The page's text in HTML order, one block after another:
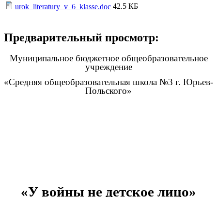
urok_literatury_v_6_klasse.doc 42.5 КБ
Предварительный просмотр:
Муниципальное бюджетное общеобразовательное
учреждение
«Средняя общеобразовательная школа №3 г. Юрьев-
Польского»
«У войны не детское лицо»